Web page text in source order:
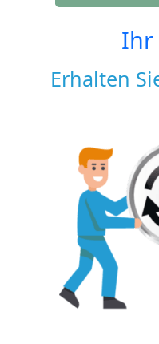
Ihr
Erhalten